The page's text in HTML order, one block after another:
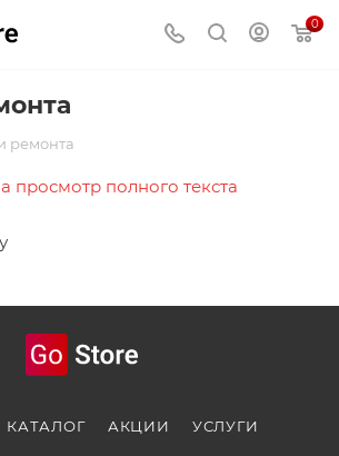
0
ремонта
просмотр полного текста
КАТАЛОГ АКЦИИ УСЛУГИ